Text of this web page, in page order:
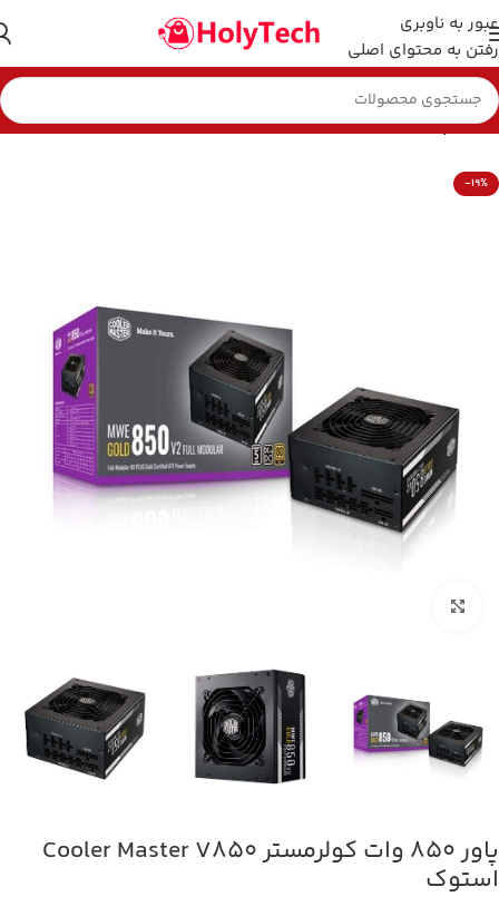
عبور به ناوبری
رفتن به محتوای اصلی
خانه پاور (منبع تغذیه)
-19%
پاور 850 وات کولرمستر Cooler Master V850
استوک